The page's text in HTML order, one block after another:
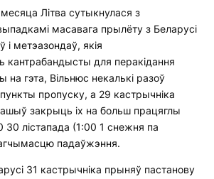
Літва сутыкнулася з
масавага прылёту з Беларусі
метэазондаў, якія
кантрабандысты для перакідання
на гэта, Вільнюс некалькі разоў
пропуску, а 29 кастрычніка
закрыць іх на больш працяглы
лістапада (1:00 1 снежня па
падаўжэння.
31 кастрычніка прыняў пастанову